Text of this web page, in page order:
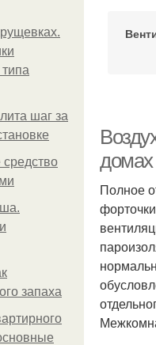
шаг за
запаха
домах
Полное